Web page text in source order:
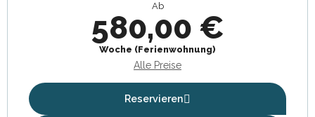
Ab
580,00 €
Woche (Ferienwohnung)
Alle Preise
Reservieren